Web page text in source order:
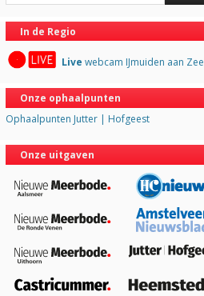
In de Regio
Live webcam IJmuiden aan Zee
Onze ophaalpunten
Ophaalpunten Jutter | Hofgeest
Onze uitgaven